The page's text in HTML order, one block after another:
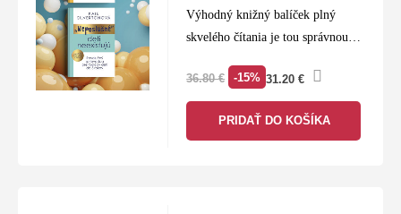
Výhodný knižný balíček plný
skvelého čítania je tou správnou
36.80€ -15% 31.20 €
PRIDAŤ DO KOŠÍKA